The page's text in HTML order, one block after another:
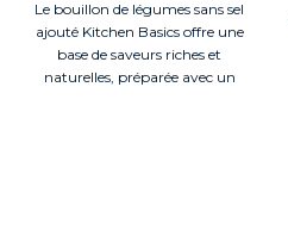
Le bouillon de légumes sans sel
ajouté Kitchen Basics offre une
base de saveurs riches et
naturelles, préparée avec un